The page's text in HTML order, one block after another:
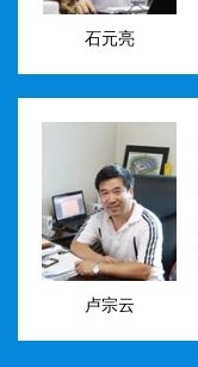
石元亮
卢宗云